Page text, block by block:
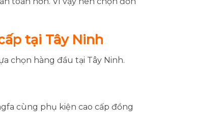
tại Tây Ninh
chọn hàng đầu tại Tây Ninh.
cùng phụ kiện cao cấp đồng